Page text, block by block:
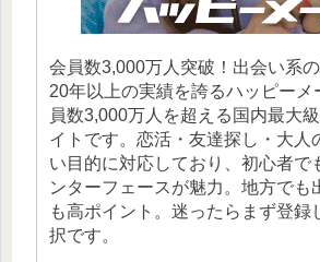
会員数3,000万人突破！出会い系
20年以上の実績を誇るハッピーメ
員数3,000万人を超える国内最大
イトです。恋活・友達探し・大人
い目的に対応しており、初心者で
ンターフェースが魅力。地方でも
も高ポイント。迷ったらまず登録
択です。